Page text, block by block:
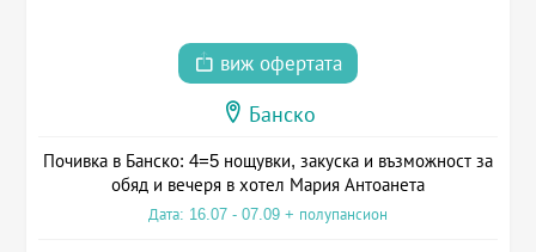
виж офертата
Банско
Почивка в Банско: 4=5 нощувки, закуска и възможност за
обяд и вечеря в хотел Мария Антоанета
Дата: 16.07 - 07.09 + полупансион